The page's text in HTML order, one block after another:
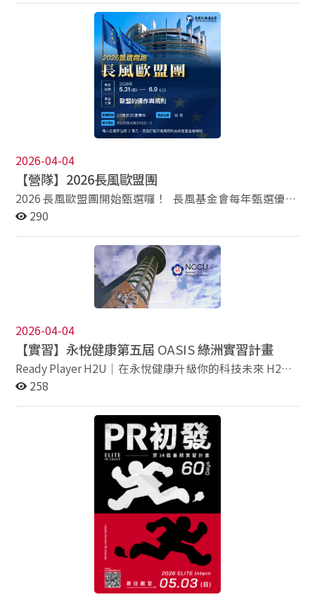
北市信義區市府路1號3樓西北區觀光傳播局人事室收，資
歷審查合格者，擇優通知參加面試，報名資料恕不退件，
惟未獲通知面試或錄取者，如需返還書面應徵資料，可附
回郵信封，俾利郵寄。 三、本職缺正取1名，得增列候補
1名至2名；若甄試成績未達80分者不予錄取。 四、本局
地址：110204臺北市信義區市府路1號3樓西北區觀光傳
播局人事室，聯絡電話：02-27208889分機2042楊小
姐。 五、代理本局經建行政職系科員列入115年公務人員
高等考試三級考試觀光行政(選試觀光英語)科錄取人員分
考試觀光行政(選試觀光英語)科錄取人員分發報到前1日
止，如代理原因提前消失時即無條件解僱，不得以任何理
由要求留用或救助。 聯絡人：楊惠懿 聯絡email：
at7098@gov.taipei 聯絡電話：02-27208889- 分機 2042
閱聽者更好的服務於2024年9月30日開播了阿拉伯語
拉伯世界，擴大央廣在國際間的影響力。而隨著全球化與
新媒體時代的來臨，阿拉伯語在國際事務和媒體傳播及文
化交流扮演的角色日趨重要，而政治大學阿拉伯語文學系
作為全台唯一培育阿拉伯人才機構，而央廣阿拉伯語扮演
台灣和阿拉伯世界的橋樑，肩負傳達台灣觀點和文化之使
廣阿拉伯語臉書粉絲專頁《راديو تايوان الدولي》作為政大
小編，協助發表阿拉伯語貼文和短影音等，徵求資訊如
下： 實習內容：採遠距模式，由學生提供網路作品(每月4
篇)，實習期間央廣不支任何費用 實習成果：期滿後，若
實習生達到上述要求，由央廣和校方提供學生實習證明書
數：2人（限本系三年級以上學生） 申請截止日期：
2026/5/20 23:59 歡迎有興趣的同學填寫附件申請表，於
期限內繳交至系辦
2026-04-04
【營隊】2026長風歐盟團
2026 長風歐盟團開始甄選囉！ 長風基金會每年甄選優秀
青年，參加美國、歐洲、日本、東南亞及中國大陸等地區
意、能行動的未來領袖人才。 長風基金會將於 2026 年 5
月底至 6 月初舉辦「長風歐盟團」，公開甄選25至35歲青
年朋友赴歐參訪。歐盟（EU）作為涵蓋 27 個會員國的全
球第三大經濟體，GDP 總量與中國大陸相當，更是全球經
貿規則的關鍵制定者。本團以「歐盟的運作與規則」為主
Effect）」，瞭解歐盟如何憑藉龐大的單一市場地位，在
多元立場中建立共識，進而定義全球規管標準。 隨著
2026 年「碳邊境調整機制 (CBAM)」正式啟動，加上數位
隱私權與 AI 基本法的推行，歐盟正主導著全球經貿規則
會議員、知名大學及重要智庫，實地觀察歐盟如何透過法
規治理引領全球賽道。歡迎有志連結國際、提升戰略視野
的青年朋友踴躍參加。 訪問時間： 2026 年5月31日至6月
9日 甄選名額： 10 名 甄選對象： 25歲至35歲青年 補助內
容： 每人自費新台幣 2 萬元，其他行程所需費用均由長風
基金會補助。 報名與錄取公告： 一、報名截止日期：
2026年4月20日 二、錄取公告日期：2026年4月29日 甄
選資格及活動詳情請參考長風基金會網站：
https://fairwindsfoundation.org/
290
2026-04-04
【實習】永悅健康第五屆 OASIS綠洲實習計畫
Ready Player H2U｜在永悅健康升級你的科技未來 H2U
永悅健康第五屆 OASIS 綠洲實習計畫正式開跑，熱血招募
H2U，我們將帶領學生從「玩家」進化為「關鍵角色」。
透過結合數位健康 × AI × 數據應用的實戰場域，由業界
導師帶領參與專案，協助同學累積實務經驗、拓展職涯視
致力於打造全場景健康生活服務，涵蓋健康檢測系統、企
業健康管理、健康媒體與運動社群等。2026 年已通過證
交所審查（股票代碼 7835），預計 Q3 掛牌上市，並榮獲
《金融時報》亞太高成長企業 500 強及多項國際獎項肯
2026/6/22 – 8/28（週一至週五） 長期實習｜
2026/6/22 – 2027/1（9 月起每週至少兩天） ・招募職
缺： 1. 數位健康研發處｜AI 與數據分析實習生 2. 營
258